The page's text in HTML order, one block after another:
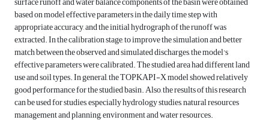
based on model effective parameters in the daily time step with
appropriate accuracy, and the initial hydrograph of the runoff was
extracted. In the calibration stage, to improve the simulation and better
match between the observed and simulated discharges, the model's
effective parameters were calibrated. The studied area had different land
use and soil types. In general, the TOPKAPI-X model showed relatively
good performance for the studied basin. Also, the results of this research
can be used for studies, especially hydrology studies, natural resources
management and planning, environment and water resources.